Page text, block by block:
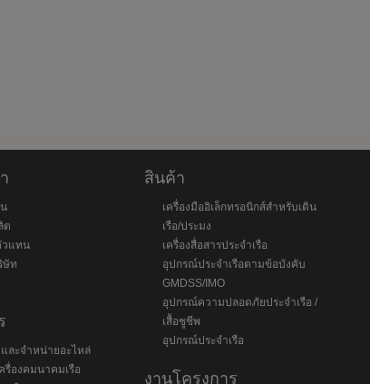
ต
วแทน
ษัท
ละจำหน่ายอะไหล่
รื่องคมนาคมเรือ
สินค้า
เครื่องมืออิเล็กทรอนิกส์สำหรับเดิน
เรือ/ประมง
เครื่องสื่อสารประจำเรือ
อุปกรณ์ประจำเรือตามข้อบังคับ
GMDSS/IMO
อุปกรณ์ความปลอดภัยประจำเรือ /
เสื้อชูชีพ
อุปกรณ์ประจำเรือ
งานโครงการ